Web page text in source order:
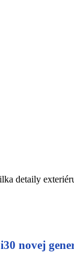
detaily
novej